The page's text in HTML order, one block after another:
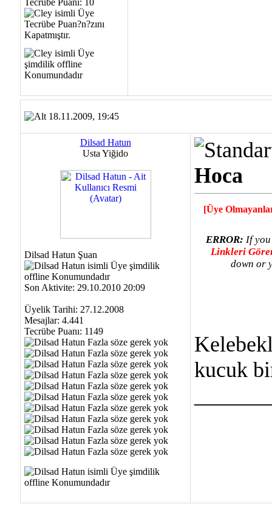
Tecrübe Puanı: 10
18.11.2009, 19:45
Dilsad Hatun
Usta Yiğido
Dilsad Hatun Şuan
Son Aktivite: 29.10.2010 20:09
Üyelik Tarihi: 27.12.2008
Mesajlar: 4.441
Tecrübe Puanı: 1149
Hoca
[Üye
ERROR: If
Linkleri
down or
kucuk